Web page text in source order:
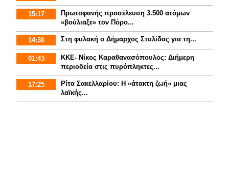
15:17
Πρωτοφανής προσέλευση 3.500 ατόμων
«βούλιαξε» τον Πόρο...
14:36 Στη φυλακή ο Δήμαρχος Στυλίδας για τη...
01:43
ΚΚΕ- Νίκος Καραθανασόπουλος: Διήμερη
περιοδεία στις πυρόπληκτες...
17:25
Ρίτα Σακελλαρίου: Η «άτακτη ζωή» μιας
λαϊκής...